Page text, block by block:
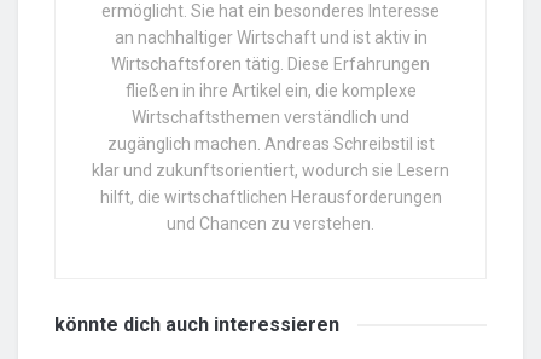
ermöglicht. Sie hat ein besonderes Interesse
an nachhaltiger Wirtschaft und ist aktiv in
Wirtschaftsforen tätig. Diese Erfahrungen
fließen in ihre Artikel ein, die komplexe
Wirtschaftsthemen verständlich und
zugänglich machen. Andreas Schreibstil ist
klar und zukunftsorientiert, wodurch sie Lesern
hilft, die wirtschaftlichen Herausforderungen
und Chancen zu verstehen.
könnte dich auch interessieren